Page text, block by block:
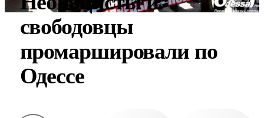
свободовцы
промаршировали по
Одессе